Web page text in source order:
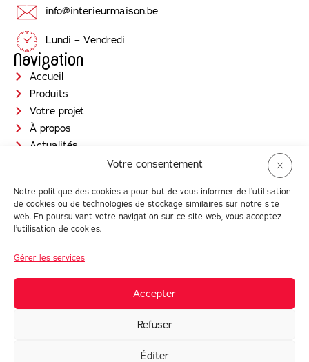
Votre consentement
Notre politique des cookies a pour but de vous informer de l’utilisation
de cookies ou de technologies de stockage similaires sur notre site
web. En poursuivant votre navigation sur ce site web, vous acceptez
l’utilisation de cookies.
Gérer les services
Accepter
Refuser
Éditer
info@interieurmaison.be
Lundi – Vendredi
Navigation
Accueil
Produits
Votre projet
À propos
Actualités
Prendre RDV
Newsletter
Réalisé avec